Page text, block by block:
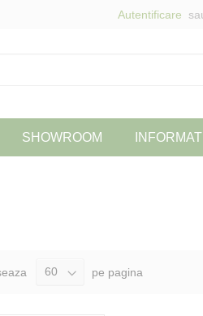
Autentificare
SHOWROOM INFORMATII
pe pagina